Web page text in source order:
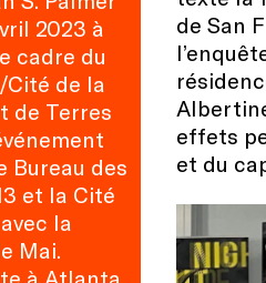
2023 à
cadre du
Cité de la
de Terres
Bureau des
et la Cité
la
Mai.
à Atlanta
de San
effets
et du